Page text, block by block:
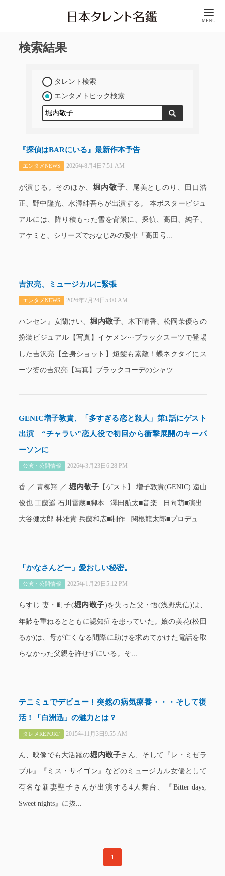
MENU
検索結果
タレント検索
エンタメトピック検索
『探偵はBARにいる』最新作本予告
エンタメNEWS 2026年8月4日7:51 AM
が演じる。そのほか、堀内敬子、尾美としのり、田口浩
正、野中隆光、水澤紳吾らが出演する。 本ポスタービジュ
アルには、降り積もった雪を背景に、探偵、高田、純子、
アケミと、シリーズでおなじみの愛車「高田号...
吉沢亮、ミュージカルに緊張
エンタメNEWS 2026年7月24日5:00 AM
ハンセン』安蘭けい、堀内敬子、木下晴香、松岡茉優らの
扮装ビジュアル【写真】イケメン⋯ブラックスーツで登場
した吉沢亮【全身ショット】短髪も素敵！蝶ネクタイにス
ーツ姿の吉沢亮【写真】ブラックコーデのシャツ...
GENIC増子敦貴、「多すぎる恋と殺人」第1話にゲスト
出演 “チャラい”恋人役で初回から衝撃展開のキーパ
ーソンに
公演・公開情報 2026年3月23日6:28 PM
香 ／ 青柳翔 ／堀内敬子【ゲスト】 増子敦貴(GENIC) 遠山
俊也 工藤遥 石川雷蔵■脚本 : 澤田航太■音楽 : 日向萌■演出 :
大谷健太郎 林雅貴 兵藤和広■制作 : 関根龍太郎■プロデュ...
「かなさんどー」愛おしい秘密。
公演・公開情報 2025年1月29日5:12 PM
らすじ 妻・町子(堀内敬子)を失った父・悟(浅野忠信)は、
年齢を重ねるとともに認知症を患っていた。娘の美花(松田
るか)は、母が亡くなる間際に助けを求めてかけた電話を取
らなかった父親を許せずにいる。そ...
テニミュでデビュー！突然の病気療養・・・そして復
活！「白洲迅」の魅力とは？
タレメREPORT 2015年11月3日9:55 AM
ん、映像でも大活躍の堀内敬子さん、そして『レ・ミゼラ
ブル』『ミス・サイゴン』などのミュージカル女優として
有名な新妻聖子さんが出演する4人舞台、『Bitter days,
Sweet nights』に抜...
1